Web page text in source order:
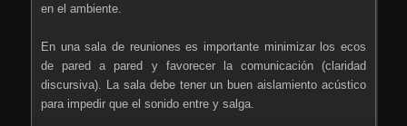
en el ambiente.
En una sala de reuniones es importante minimizar los ecos
de pared a pared y favorecer la comunicación (claridad
discursiva). La sala debe tener un buen aislamiento acústico
para impedir que el sonido entre y salga.